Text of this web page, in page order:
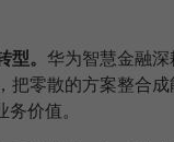
。 华为智慧金融深
零散的方案整合
价值。